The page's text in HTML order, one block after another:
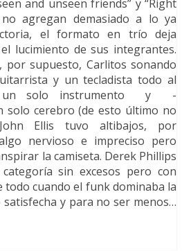
and unseen friends” y “Right
agregan demasiado a lo ya
el formato en trío deja
lucimiento de sus integrantes.
por supuesto, Carlitos sonando
y un tecladista todo al
un solo instrumento y -
solo cerebro (de esto último no
Ellis tuvo altibajos, por
nervioso e impreciso pero
la camiseta. Derek Phillips
sin excesos pero con
cuando el funk dominaba la
satisfecha y para no ser menos…